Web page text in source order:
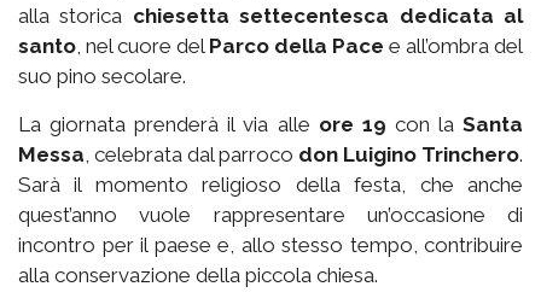
alla storica chiesetta settecentesca dedicata al
santo, nel cuore del Parco della Pace e all’ombra del
suo pino secolare.
La giornata prenderà il via alle ore 19 con laSanta
Messa, celebrata dal parroco don Luigino Trinchero.
Sarà il momento religioso della festa, che anche
quest’anno vuole rappresentare un’occasione di
incontro per il paese e, allo stesso tempo, contribuire
alla conservazione della piccola chiesa.